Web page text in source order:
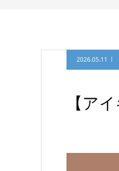
2026.05.11
【ア